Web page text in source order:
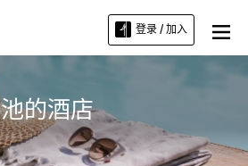
登录 / 加入
的酒店